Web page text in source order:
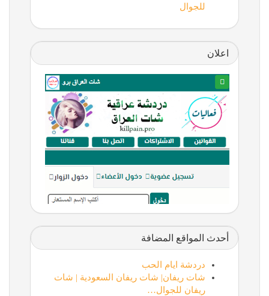
للجوال
اعلان
أحدث المواقع المضافة
دردشة ايام الحب
شات ريفان| شات ريفان السعودية | شات
ريفان للجوال…